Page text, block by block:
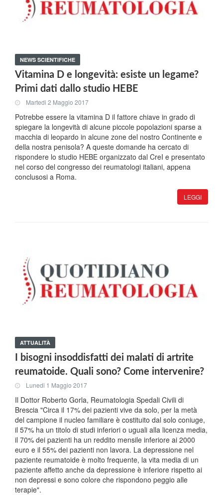
NEWS SCIENTIFICHE
Vitamina D e longevità: esiste un legame?
Primi dati dallo studio HEBE
Martedi 2 Maggio 2017
Potrebbe essere la vitamina D il fattore chiave in grado di
spiegare la longevità di alcune piccole popolazioni sparse a
macchia di leopardo in alcune zone del nostro Continente e
della nostra penisola? A queste domande ha cercato di
rispondere lo studio HEBE organizzato dal CreI e presentato
nel corso del congresso dei reumatologi italiani, appena
conclusosi a Roma.
LEGGI
ATTUALITÀ
I bisogni insoddisfatti dei malati di artrite
reumatoide. Quali sono? Come intervenire?
Lunedi 1 Maggio 2017
Il Dottor Roberto Gorla, Reumatologia Spedali Civili di
Brescia "Circa il 17% dei pazienti vive da solo, per la metà
del campione il nucleo familiare è costituito dal solo coniuge,
il 57% ha un titolo di studi inferiori o uguali alla licenza media,
il 70% dei pazienti ha un reddito mensile inferiore ai 2000
euro e il 55% dei pazienti non lavora. La depressione nel
paziente reumatoide è molto frequente, la vita media di un
paziente affetto anche da depressione è inferiore rispetto ai
non depressi e sono colore che rispondono peggio alle
terapie".